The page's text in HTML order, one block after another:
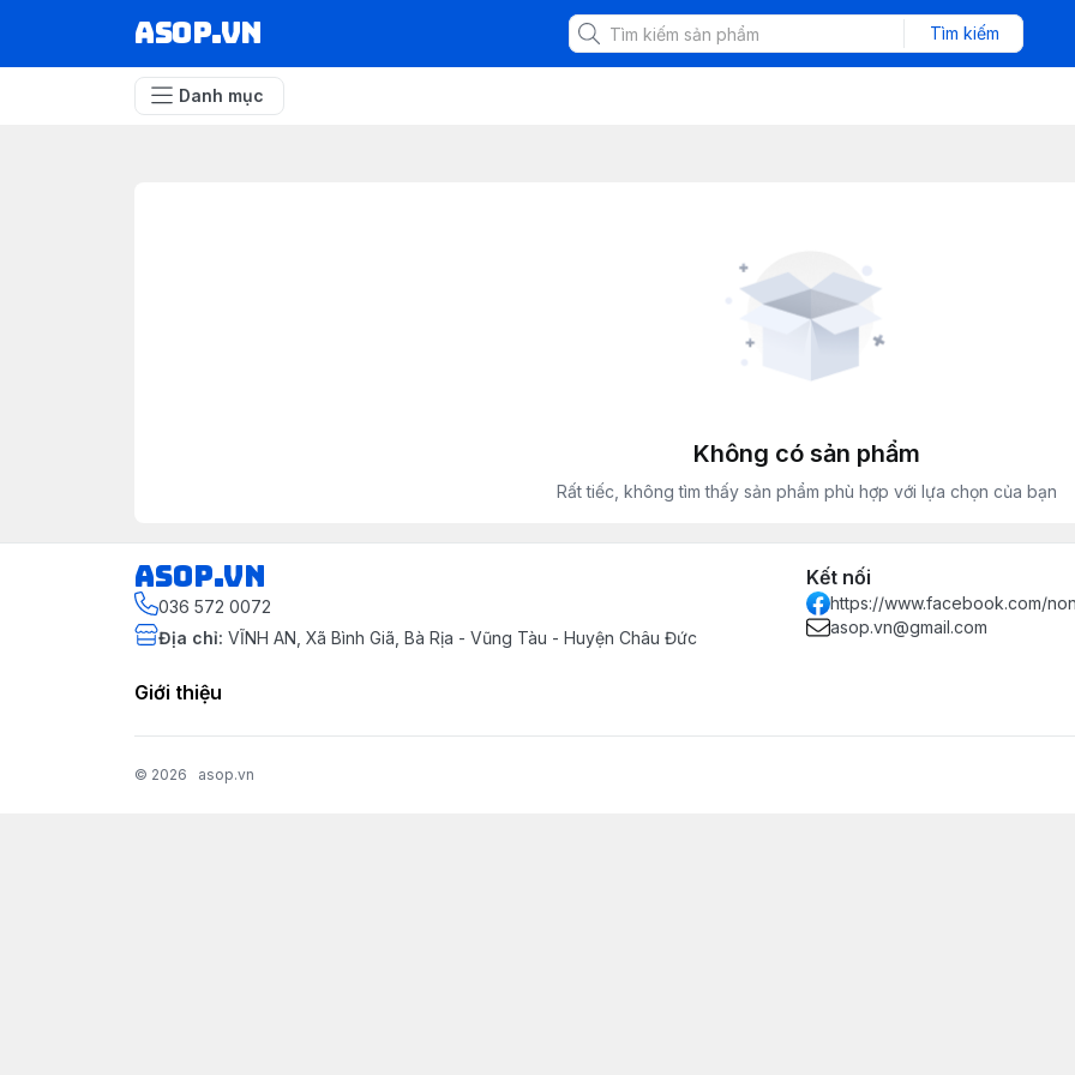
asop.vn Tìm kiếm
Danh mục
Không có sản phẩm
Rất tiếc, không tìm thấy sản phẩm phù hợp với lựa chọn của bạn
asop.vn
036 572 0072
Địa chỉ: VĨNH AN, Xã Bình Giã, Bà Rịa - Vũng Tàu - Huyện Châu Đức
Kết nối
https://www.facebook.com/
asop.vn@gmail.com
Giới thiệu
© 2026 asop.vn